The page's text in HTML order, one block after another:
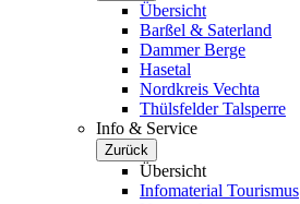
Übersicht
Barßel & Saterland
Dammer Berge
Hasetal
Nordkreis Vechta
Thülsfelder Talsperre
Info & Service
Zurück
Übersicht
Infomaterial Tourismus